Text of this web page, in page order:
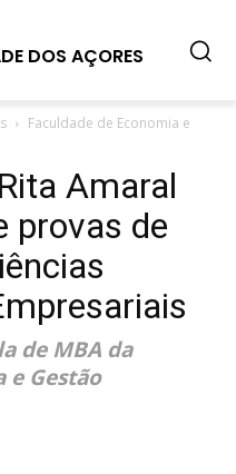
DOS AÇORES
Faculdade de Economia e
Amaral
provas de
de MBA da
e Gestão